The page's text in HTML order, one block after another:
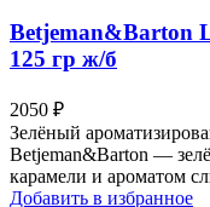
Betjeman&Barton
125 гр ж/б
2050 ₽
Зелёный
Betjeman&Barton —
карамели и ароматом
Добавить в избранное